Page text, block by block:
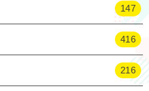
147
416
216